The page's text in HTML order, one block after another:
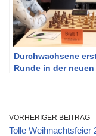
Durchwachsene
Runde in der neuen
VORHERIGER BEITRAG
Tolle Weihnachtsfeier